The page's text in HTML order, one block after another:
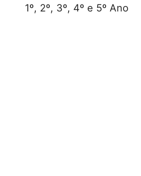
1º, 2º, 3º, 4º e 5º Ano